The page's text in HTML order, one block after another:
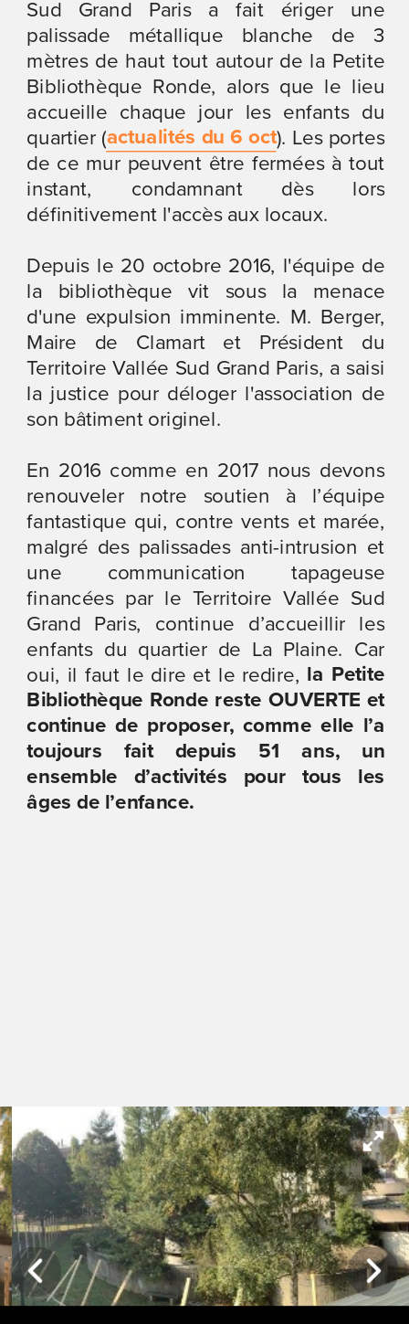
Sud Grand Paris a fait ériger une
palissade métallique blanche de 3
mètres de haut tout autour de la Petite
Bibliothèque Ronde, alors que le lieu
accueille chaque jour les enfants du
quartier (actualités du 6 oct). Les portes
de ce mur peuvent être fermées à tout
instant, condamnant dès lors
définitivement l'accès aux locaux.
Depuis le 20 octobre 2016, l'équipe de
la bibliothèque vit sous la menace
d'une expulsion imminente. M. Berger,
Maire de Clamart et Président du
Territoire Vallée Sud Grand Paris, a saisi
la justice pour déloger l'association de
son bâtiment originel.
En 2016 comme en 2017 nous devons
renouveler notre soutien à l’équipe
fantastique qui, contre vents et marée,
malgré des palissades anti-intrusion et
une communication tapageuse
financées par le Territoire Vallée Sud
Grand Paris, continue d’accueillir les
enfants du quartier de La Plaine. Car
oui, il faut le dire et le redire, la Petite
Bibliothèque Ronde reste OUVERTE et
continue de proposer, comme elle l’a
toujours fait depuis 51 ans, un
ensemble d’activités pour tous les
âges de l’enfance.